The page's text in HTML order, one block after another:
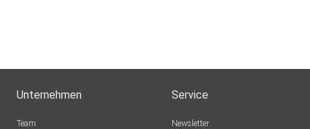
Unternehmen
Team
Service
Newsletter